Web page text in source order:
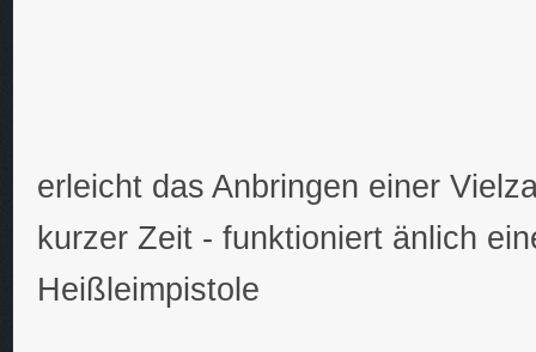
erleicht das Anbringen einer
kurzer Zeit - funktioniert änlich
Heißleimpistole